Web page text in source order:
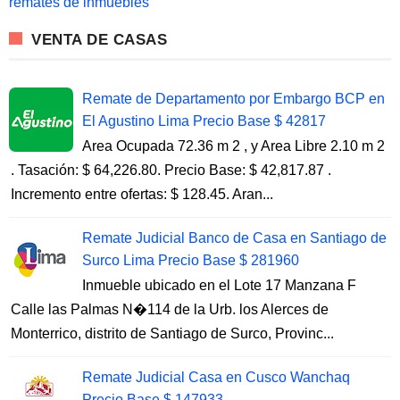
:
VENTA DE CASAS
Remate de Departamento por Embargo BCP en
El Agustino Lima Precio Base $ 42817
Area Ocupada 72.36 m 2 , y Area Libre 2.10 m 2
. Tasación: $ 64,226.80. Precio Base: $ 42,817.87 .
Incremento entre ofertas: $ 128.45. Aran...
Remate Judicial Banco de Casa en Santiago de
Surco Lima Precio Base $ 281960
Inmueble ubicado en el Lote 17 Manzana F
Calle las Palmas N�114 de la Urb. los Alerces de
Monterrico, distrito de Santiago de Surco, Provinc...
Remate Judicial Casa en Cusco Wanchaq